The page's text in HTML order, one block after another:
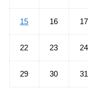
15 16 17
22 23 24
29 30 31